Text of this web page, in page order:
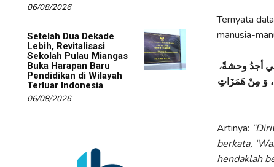
06/08/2026
Setelah Dua Dekade
Lebih, Revitalisasi
Sekolah Pulau Miangas
Buka Harapan Baru
Pendidikan di Wilayah
Terluar Indonesia
06/08/2026
Ternyata
manusia-
أجدُ وحشةً،
وَ مِنْ هَمَزَاتِ
Artinya:
berkata,
hendaklah